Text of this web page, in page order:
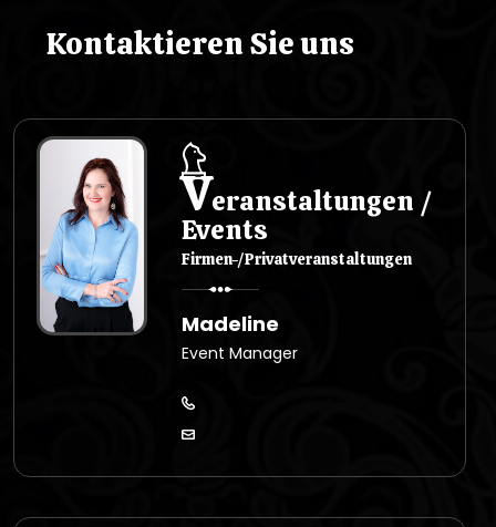
s
Kontaktieren Sie uns
Veranstaltungen /
Events
Firmen-/Privatveranstaltungen
Madeline
Event Manager